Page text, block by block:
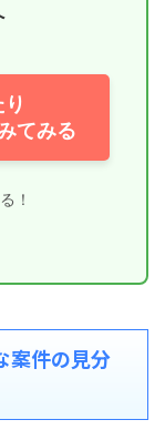
てみる
！
案件の見分